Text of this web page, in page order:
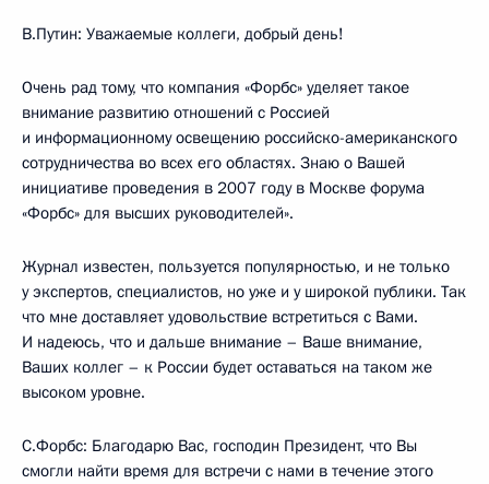
В.Путин: Уважаемые коллеги, добрый день!
Очень рад тому, что компания «Форбс» уделяет такое
внимание развитию отношений с Россией
и информационному освещению российско-американского
сотрудничества во всех его областях. Знаю о Вашей
инициативе проведения в 2007 году в Москве форума
«Форбс» для высших руководителей».
Журнал известен, пользуется популярностью, и не только
у экспертов, специалистов, но уже и у широкой публики. Так
что мне доставляет удовольствие встретиться с Вами.
И надеюсь, что и дальше внимание – Ваше внимание,
Ваших коллег – к России будет оставаться на таком же
высоком уровне.
С.Форбс: Благодарю Вас, господин Президент, что Вы
смогли найти время для встречи с нами в течение этого